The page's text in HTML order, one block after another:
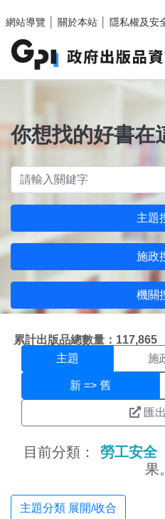
網站導覽
關於本站 隱私權及安
你想找的好書在
主題
施政
機關
累計出版品總數量：117,865
主題搜尋結
主題 施
新 => 舊
匯
目前分類： 勞工安全
果。
主題分類 展開/收合